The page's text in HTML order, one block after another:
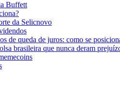
Buffett
da Selicnovo
de queda de juros: como se
brasileira que nunca deram